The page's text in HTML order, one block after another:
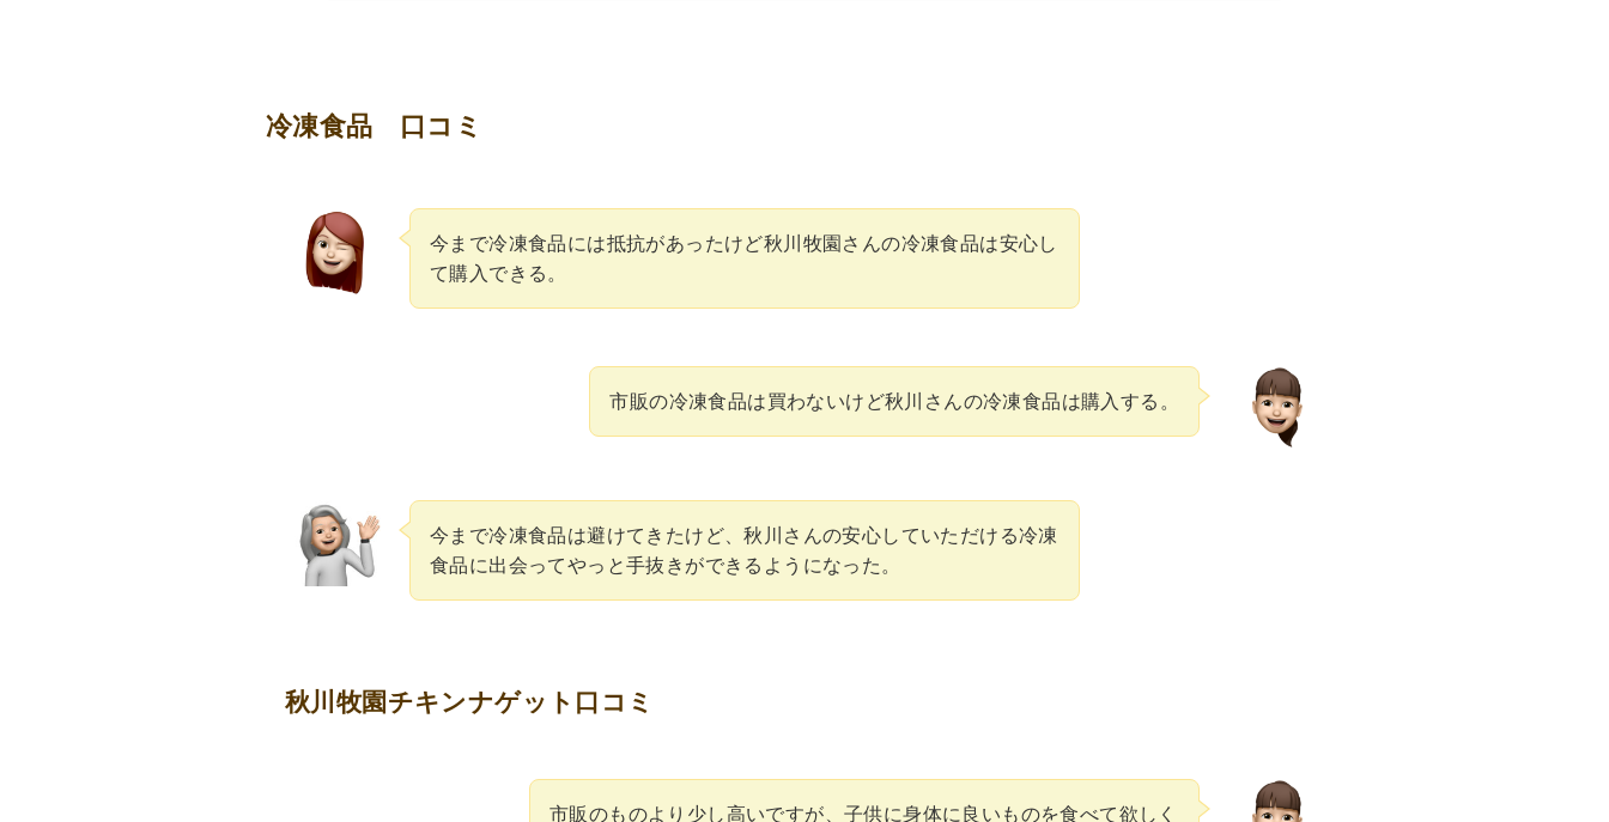
冷凍食品 口コミ
今まで冷凍食品には抵抗があったけど秋川牧園さんの冷凍食品は安心し
て購入できる。
市販の冷凍食品は買わないけど秋川さんの冷凍食品は購入する。
今まで冷凍食品は避けてきたけど、秋川さんの安心していただける冷凍
食品に出会ってやっと手抜きができるようになった。
秋川牧園チキンナゲット口コミ
市販のものより少し高いですが、子供に身体に良いものを食べて欲しく